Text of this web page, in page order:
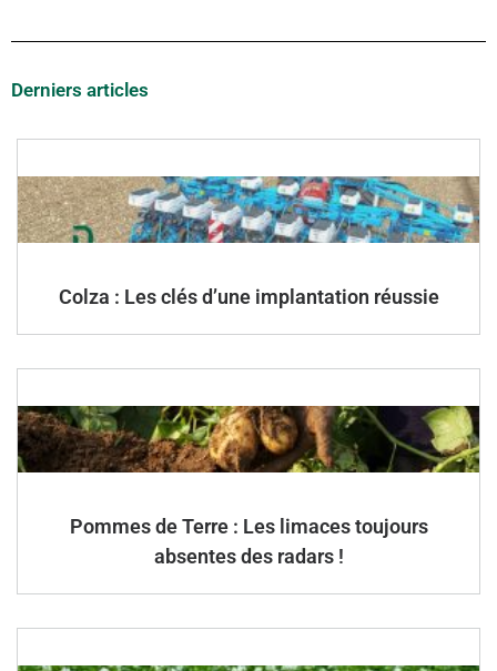
Derniers articles
Colza : Les clés d’une implantation réussie
Pommes de Terre : Les limaces toujours
absentes des radars !